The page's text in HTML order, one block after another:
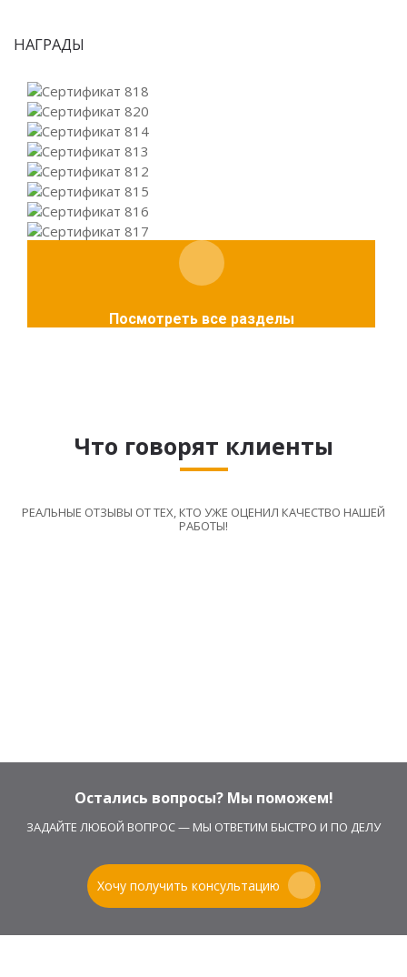
НАГРАДЫ
Посмотреть все разделы
Что говорят клиенты
РЕАЛЬНЫЕ ОТЗЫВЫ ОТ ТЕХ, КТО УЖЕ ОЦЕНИЛ КАЧЕСТВО НАШЕЙ
РАБОТЫ!
Остались вопросы? Мы поможем!
ЗАДАЙТЕ ЛЮБОЙ ВОПРОС — МЫ ОТВЕТИМ БЫСТРО И ПО ДЕЛУ
Хочу получить консультацию